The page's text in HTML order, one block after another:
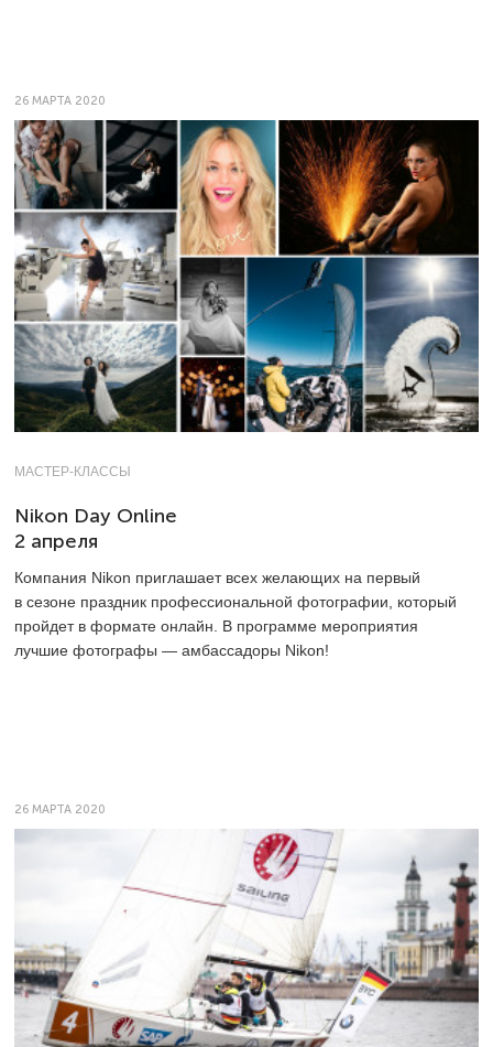
26 МАРТА 2020
МАСТЕР-КЛАССЫ
Nikon Day Online
2 апреля
Компания Nikon приглашает всех желающих на первый
в сезоне праздник профессиональной фотографии, который
пройдет в формате онлайн. В программе мероприятия
лучшие фотографы — амбассадоры Nikon!
26 МАРТА 2020